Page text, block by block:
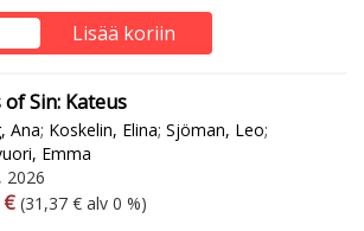
Lisää koriin
of Sin: Kateus
Ana; Koskelin, Elina; Sjöman, Leo;
Emma
2026
hinta
€ Arvonlisäveroton hinta
(31,37 € alv 0 %)